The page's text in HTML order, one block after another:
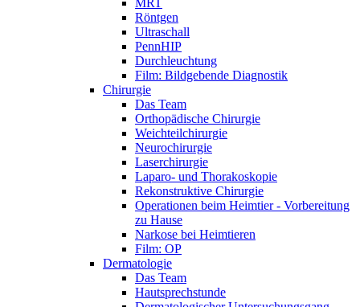
MRT
Röntgen
Ultraschall
PennHIP
Durchleuchtung
Film: Bildgebende Diagnostik
Chirurgie
Das Team
Orthopädische Chirurgie
Weichteilchirurgie
Neurochirurgie
Laserchirurgie
Laparo- und Thorakoskopie
Rekonstruktive Chirurgie
Operationen beim Heimtier - Vorbereitung
zu Hause
Narkose bei Heimtieren
Film: OP
Dermatologie
Das Team
Hautsprechstunde